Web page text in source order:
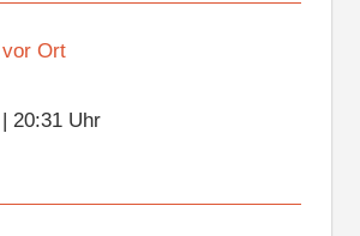
Ort
20:31 Uhr